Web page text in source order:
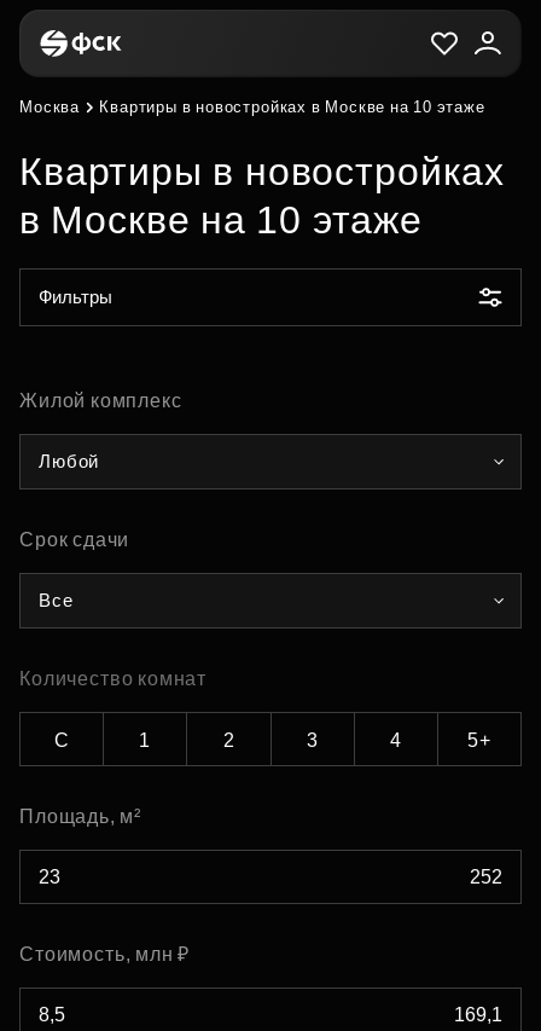
Москва Квартиры в новостройках в Москве на 10 этаже
Квартиры в новостройках
в Москве на 10 этаже
Фильтры
Жилой комплекс
Любой
Срок сдачи
Все
Количество комнат
С 1 2 3 4 5+
Площадь, м²
Стоимость, млн ₽